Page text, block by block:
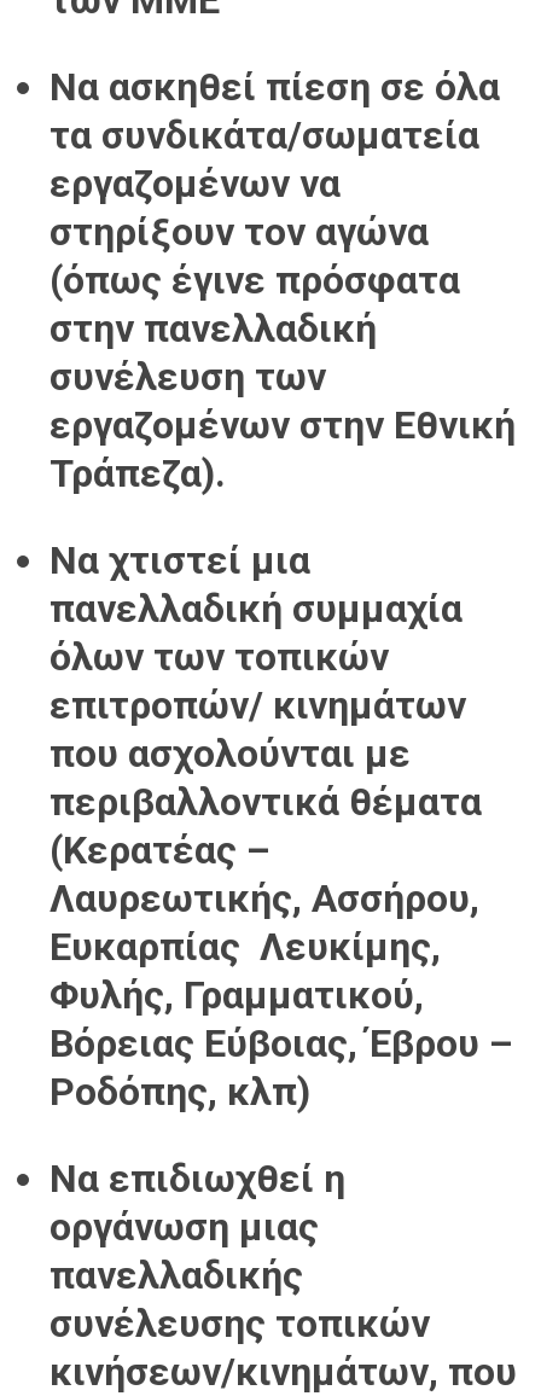
Να ασκηθεί πίεση σε όλα
τα συνδικάτα/σωματεία
εργαζομένων να
στηρίξουν τον αγώνα
(όπως έγινε πρόσφατα
στην πανελλαδική
συνέλευση των
εργαζομένων στην Εθνική
Τράπεζα).
Να χτιστεί μια
πανελλαδική συμμαχία
όλων των τοπικών
επιτροπών/ κινημάτων
που ασχολούνται με
περιβαλλοντικά θέματα
(Κερατέας –
Λαυρεωτικής, Ασσήρου,
Ευκαρπίας Λευκίμης,
Φυλής, Γραμματικού,
Βόρειας Εύβοιας, Έβρου –
Ροδόπης, κλπ)
Να επιδιωχθεί η
οργάνωση μιας
πανελλαδικής
συνέλευσης τοπικών
κινήσεων/κινημάτων, που